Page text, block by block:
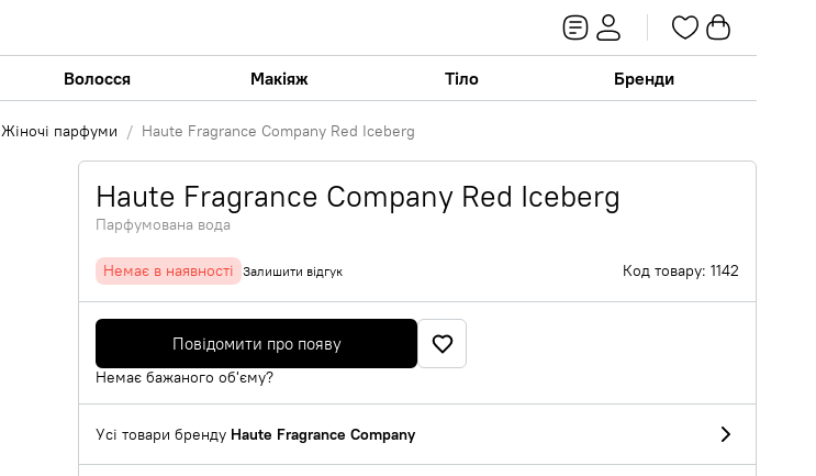
Волосся Макіяж Тіло Бренди
Жіночі парфуми Haute Fragrance Company Red Iceberg
Haute Fragrance Company Red Iceberg
Парфумована вода
Немає в наявності Залишити відгук Код товару: 1142
Повідомити про появу
Немає бажаного об'єму?
Усі товари бренду Haute Fragrance Company